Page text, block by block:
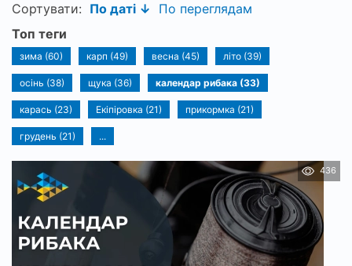
Сортувати: По даті ↓
По переглядам
Топ теги
зима (60) карп (49) весна (45) літо (39)
осінь (38) щука (36) календар рибака (33)
карась (23) Екіпіровка (21) прикормка (21)
грудень (21) ...
436